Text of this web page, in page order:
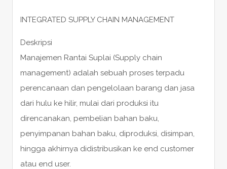
INTEGRATED SUPPLY CHAIN MANAGEMENT
Deskripsi
Manajemen Rantai Suplai (Supply chain
management) adalah sebuah proses terpadu
perencanaan dan pengelolaan barang dan jasa
dari hulu ke hilir, mulai dari produksi itu
direncanakan, pembelian bahan baku,
penyimpanan bahan baku, diproduksi, disimpan,
hingga akhirnya didistribusikan ke end customer
atau end user.